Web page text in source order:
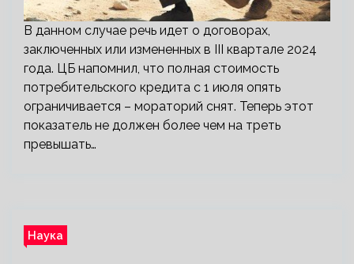
В данном случае речь идет о договорах,
заключенных или измененных в III квартале 2024
года. ЦБ напомнил, что полная стоимость
потребительского кредита с 1 июля опять
ограничивается – мораторий снят. Теперь этот
показатель не должен более чем на треть
превышать…
Наука